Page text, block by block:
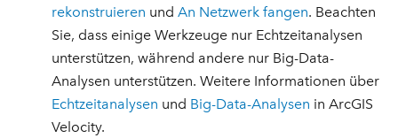
rekonstruieren undAn Netzwerk fangen. Beachten
Sie, dass einige Werkzeuge nur Echtzeitanalysen
unterstützen, während andere nur Big-Data-
Analysen unterstützen. Weitere Informationen über
Echtzeitanalysen und Big-Data-Analysen in ArcGIS
Velocity.